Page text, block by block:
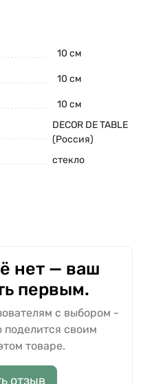
10 см
10 см
10 см
DECOR DE TABLE
(Россия)
стекло
нет — ваш
первым.
с выбором -
поделится своим
товаре.
отзыв